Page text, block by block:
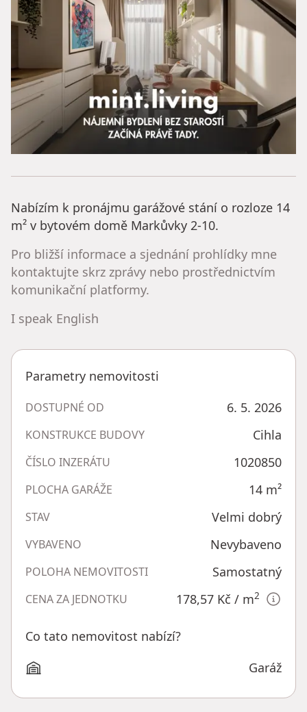
Nabízím k pronájmu garážové stání o rozloze 14
m² v bytovém domě Markůvky 2-10.
Pro bližší informace a sjednání prohlídky mne
kontaktujte skrz zprávy nebo prostřednictvím
komunikační platformy.
I speak English
Parametry nemovitosti
DOSTUPNÉ OD 6. 5. 2026
KONSTRUKCE BUDOVY Cihla
ČÍSLO INZERÁTU 1020850
PLOCHA GARÁŽE 14 m²
STAV Velmi dobrý
VYBAVENO Nevybaveno
POLOHA NEMOVITOSTI Samostatný
CENA ZA JEDNOTKU 178,57 Kč / m2
Co tato nemovitost nabízí?
Garáž